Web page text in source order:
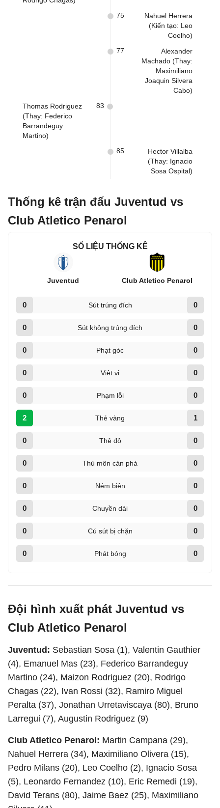
Nahuel Herrera
(Kiến tạo: Leo
Coelho)
75
Alexander
Machado (Thay:
Maximiliano
Joaquin Silvera
Cabo)
77
Thomas Rodriguez
(Thay: Federico
Barrandeguy
Martino)
83
Hector Villalba
(Thay: Ignacio
Sosa Ospital)
85
Thống kê trận đấu Juventud vs
Club Atletico Penarol
SỐ LIỆU THỐNG KÊ
Juventud Club Atletico Penarol
0 Sút trúng đích 0
0 Sút không trúng đích 0
0 Phạt góc 0
0 Việt vị 0
0 Phạm lỗi 0
2 Thẻ vàng 1
0 Thẻ đỏ 0
0 Thủ môn cản phá 0
0 Ném biên 0
0 Chuyền dài 0
0 Cú sút bị chặn 0
0 Phát bóng 0
Đội hình xuất phát Juventud vs
Club Atletico Penarol
Juventud: Sebastian Sosa (1), Valentin Gauthier
(4), Emanuel Mas (23), Federico Barrandeguy
Martino (24), Maizon Rodriguez (20), Rodrigo
Chagas (22), Ivan Rossi (32), Ramiro Miguel
Peralta (37), Jonathan Urretaviscaya (80), Bruno
Larregui (7), Augustin Rodriguez (9)
Club Atletico Penarol: Martin Campana (29),
Nahuel Herrera (34), Maximiliano Olivera (15),
Pedro Milans (20), Leo Coelho (2), Ignacio Sosa
(5), Leonardo Fernandez (10), Eric Remedi (19),
David Terans (80), Jaime Baez (25), Maximiliano